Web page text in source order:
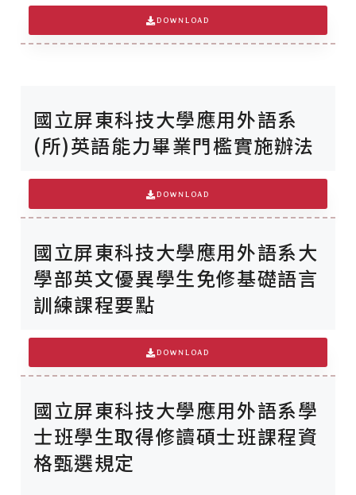
DOWNLOAD
國立屏東科技大學應用外語系
(所)英語能力畢業門檻實施辦法
DOWNLOAD
國立屏東科技大學應用外語系大
學部英文優異學生免修基礎語言
訓練課程要點
DOWNLOAD
國立屏東科技大學應用外語系學
士班學生取得修讀碩士班課程資
格甄選規定